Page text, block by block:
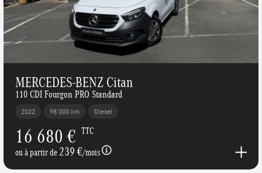
MERCEDES-BENZ Citan
110 CDI Fourgon PRO Standard
2022 98 000 km Diesel
16 680 € TTC
ou à partir de239 €/mois